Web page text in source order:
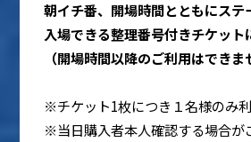
朝イチ番、開場時間とともにステ
入場できる整理番号付きチケット
（開場時間以降のご利用はできま
※チケット1枚につき１名様のみ利
※当日購入者本人確認する場合が